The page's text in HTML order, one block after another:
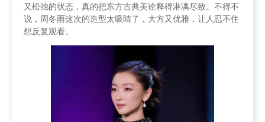
又松弛的状态，真的把东方古典美诠释得淋漓尽致。不得不
说，周冬雨这次的造型太吸睛了，大方又优雅，让人忍不住
想反复观看。